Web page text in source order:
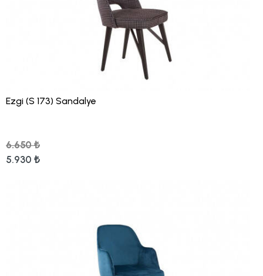
Ezgi (S 173) Sandalye
6.650 ₺
5.930 ₺